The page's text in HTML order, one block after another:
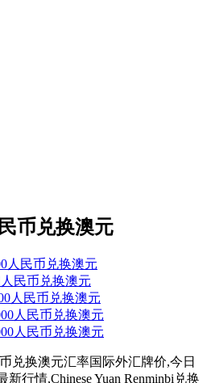
币兑换澳元
人民币兑换澳元
人民币兑换澳元
人民币兑换澳元
人民币兑换澳元
人民币兑换澳元
兑换澳元汇率国际外汇牌价,今日
行情,Chinese Yuan Renminbi兑换